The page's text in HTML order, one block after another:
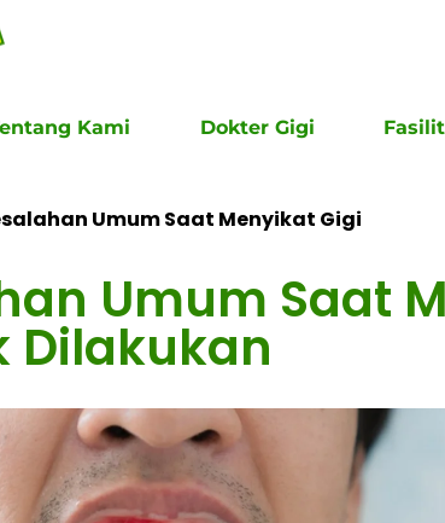
Kami Dokter Gigi
Umum Saat Menyikat Gigi
Umum Saat
Dilakukan